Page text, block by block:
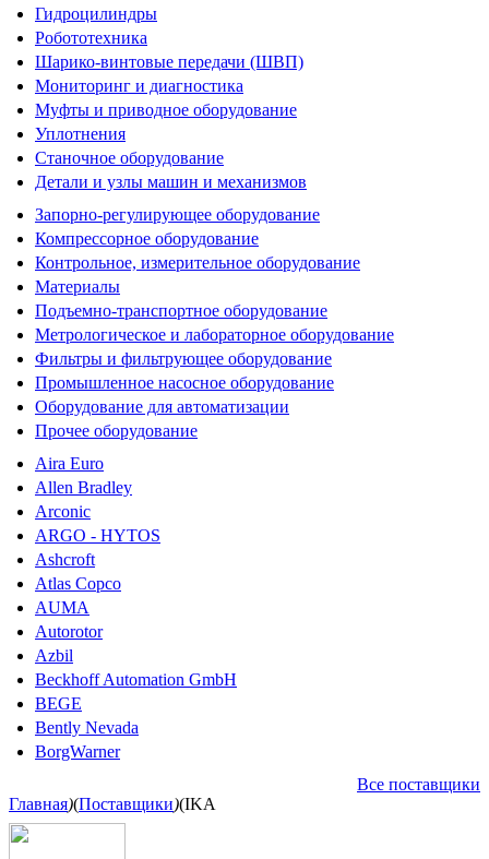
Гидроцилиндры
Робототехника
Шарико-винтовые передачи (ШВП)
Мониторинг и диагностика
Муфты и приводное оборудование
Уплотнения
Станочное оборудование
Детали и узлы машин и механизмов
Запорно-регулирующее оборудование
Компрессорное оборудование
Контрольное, измерительное оборудование
Материалы
Подъемно-транспортное оборудование
Метрологическое и лабораторное оборудование
Фильтры и фильтрующее оборудование
Промышленное насосное оборудование
Оборудование для автоматизации
Прочее оборудование
Aira Euro
Allen Bradley
Arconic
ARGO - HYTOS
Ashcroft
Atlas Copco
AUMA
Autorotor
Azbil
Beckhoff Automation GmbH
BEGE
Bently Nevada
BorgWarner
Все поставщики
Главная)(Поставщики)(IKA